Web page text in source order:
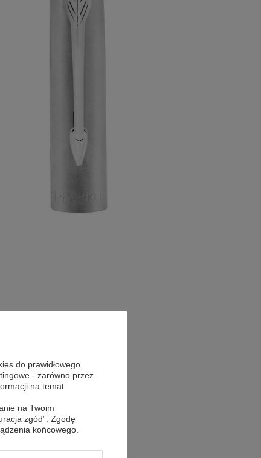
do prawidłowego
- zarówno przez
na temat
na Twoim
zgód”. Zgodę
końcowego.